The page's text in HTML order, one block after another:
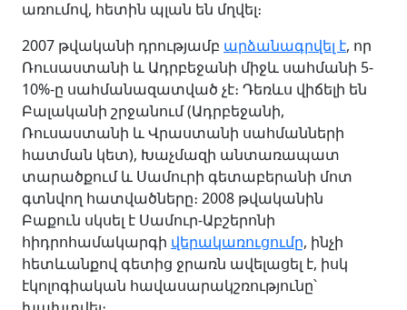
առումով, հետին պլան են մղվել։
2007 թվականի դրությամբ արձանագրվել է, որ
Ռուսաստանի և Ադրբեջանի միջև սահմանի 5-
10%-ը սահմանազատված չէ։ Դեռևս վիճելի են
Բալականի շրջանում (Ադրբեջանի,
Ռուսաստանի և Վրաստանի սահմանների
հատման կետ), Խաչմազի անտառապատ
տարածքում և Սամուրի գետաբերանի մոտ
գտնվող հատվածները։ 2008 թվականին
Բաքուն սկսել է Սամուր-Աբշերոնի
հիդրոհամակարգի վերակառուցումը, ինչի
հետևանքով գետից ջրառն ավելացել է, իսկ
էկոլոգիական հավասարակշռությունը՝